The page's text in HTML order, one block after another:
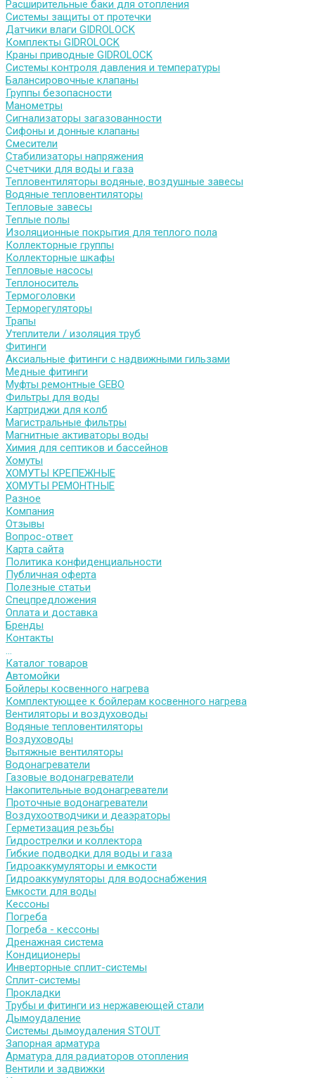
Расширительные баки для отопления
Системы защиты от протечки
Датчики влаги GIDROLOCK
Комплекты GIDROLOCK
Краны приводные GIDROLOCK
Системы контроля давления и температуры
Балансировочные клапаны
Группы безопасности
Манометры
Сигнализаторы загазованности
Сифоны и донные клапаны
Смесители
Стабилизаторы напряжения
Счетчики для воды и газа
Тепловентиляторы водяные, воздушные завесы
Водяные тепловентиляторы
Тепловые завесы
Теплые полы
Изоляционные покрытия для теплого пола
Коллекторные группы
Коллекторные шкафы
Тепловые насосы
Теплоноситель
Термоголовки
Терморегуляторы
Трапы
Утеплители / изоляция труб
Фитинги
Аксиальные фитинги с надвижными гильзами
Медные фитинги
Муфты ремонтные GEBO
Фильтры для воды
Картриджи для колб
Магистральные фильтры
Магнитные активаторы воды
Химия для септиков и бассейнов
Хомуты
ХОМУТЫ КРЕПЕЖНЫЕ
ХОМУТЫ РЕМОНТНЫЕ
Разное
Компания
Отзывы
Вопрос-ответ
Карта сайта
Политика конфиденциальности
Публичная оферта
Полезные статьи
Спецпредложения
Оплата и доставка
Бренды
Контакты
...
Каталог товаров
Автомойки
Бойлеры косвенного нагрева
Комплектующее к бойлерам косвенного нагрева
Вентиляторы и воздуховоды
Водяные тепловентиляторы
Воздуховоды
Вытяжные вентиляторы
Водонагреватели
Газовые водонагреватели
Накопительные водонагреватели
Проточные водонагреватели
Воздухоотводчики и деаэраторы
Герметизация резьбы
Гидрострелки и коллектора
Гибкие подводки для воды и газа
Гидроаккумуляторы и емкости
Гидроаккумуляторы для водоснабжения
Емкости для воды
Кессоны
Погреба
Погреба - кессоны
Дренажная система
Кондиционеры
Инверторные сплит-системы
Сплит-системы
Прокладки
Трубы и фитинги из нержавеющей стали
Дымоудаление
Системы дымоудаления STOUT
Запорная арматура
Арматура для радиаторов отопления
Вентили и задвижки